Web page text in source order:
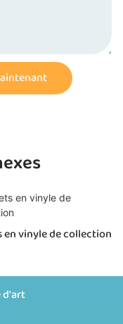
en vinyle de collection
d'art